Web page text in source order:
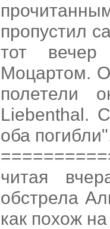
пропустил
тот
Моцартом.
полетели
Liebenthal.
оба
читая
обстрела
как похож